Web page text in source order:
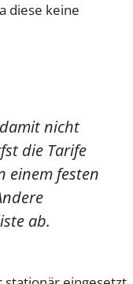
diese keine
nicht
die Tarife
einem festen
ab.